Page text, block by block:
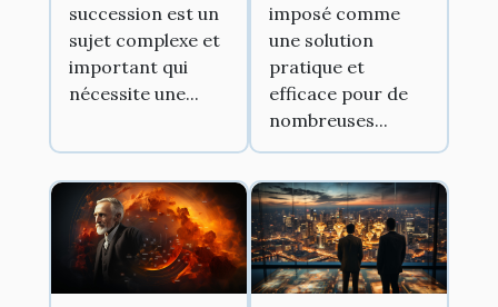
succession est un
sujet complexe et
important qui
nécessite une...
imposé comme
une solution
pratique et
efficace pour de
nombreuses...